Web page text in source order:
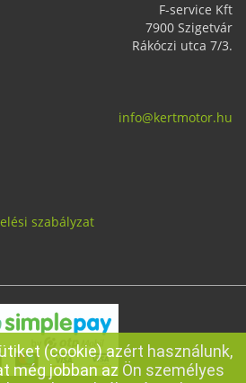
F-service Kft
7900 Szigetvár
Rákóczi utca 7/3.
info@kertmotor.hu
szabályzat
(cookie) azért használunk,
még jobban az Ön személyes